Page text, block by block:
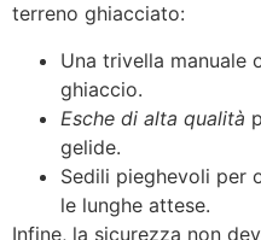
terreno ghiacciato:
Una trivella manuale
ghiaccio.
Esche di alta qualità
gelide.
Sedili pieghevoli per
le lunghe attese.
Infine, la sicurezza non